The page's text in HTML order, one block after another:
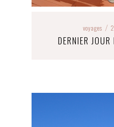
voyages /
DERNIER